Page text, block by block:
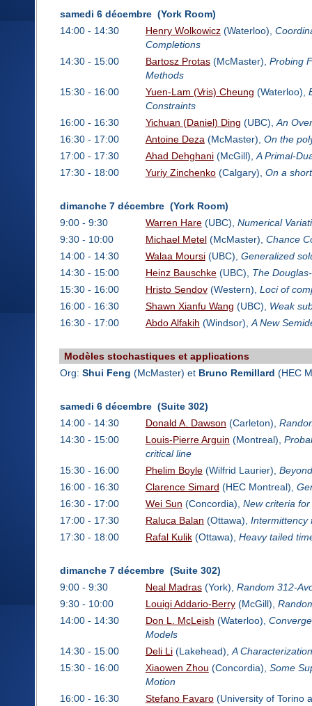
samedi 6 décembre (York Room)
14:00 - 14:30
Henry Wolkowicz(Waterloo),
Completions
14:30 - 15:00
Bartosz Protas(McMaster), Probing
Methods
15:30 - 16:00
Yuen-Lam (Vris) Cheung (Waterloo),
Constraints
16:00 - 16:30
Yichuan (Daniel) Ding (UBC),An
16:30 - 17:00
Antoine Deza(McMaster), On the
17:00 - 17:30
Ahad Dehghani(McGill),A Primal-
17:30 - 18:00
Yuriy Zinchenko(Calgary), On a
dimanche 7 décembre (York Room)
9:00 - 9:30
Warren Hare(UBC), Numerical
9:30 - 10:00
Michael Metel(McMaster), Chance
14:00 - 14:30
Walaa Moursi(UBC), Generalized
14:30 - 15:00
Heinz Bauschke(UBC), The
15:30 - 16:00
Hristo Sendov(Western), Loci of
16:00 - 16:30
Shawn Xianfu Wang (UBC), Weak
16:30 - 17:00
Abdo Alfakih (Windsor),A New
Modèles stochastiques et applications
Org: Shui Feng (McMaster) et Bruno Remillard (HEC
samedi 6 décembre (Suite 302)
14:00 - 14:30
Donald A. Dawson (Carleton),
14:30 - 15:00
Louis-Pierre Arguin (Montreal),
critical line
15:30 - 16:00
Phelim Boyle(Wilfrid Laurier),
16:00 - 16:30
Clarence Simard (HEC Montreal),
16:30 - 17:00
Wei Sun (Concordia), New criteria
17:00 - 17:30
Raluca Balan (Ottawa), Intermittency
17:30 - 18:00
Rafal Kulik(Ottawa), Heavy tailed
dimanche 7 décembre (Suite 302)
9:00 - 9:30
Neal Madras(York), Random 312-
9:30 - 10:00
Louigi Addario-Berry(McGill),
14:00 - 14:30
Don L. McLeish (Waterloo),
Models
14:30 - 15:00
Deli Li(Lakehead),A
15:30 - 16:00
Xiaowen Zhou (Concordia), Some
Motion
16:00 - 16:30
Stefano Favaro(University of Torino